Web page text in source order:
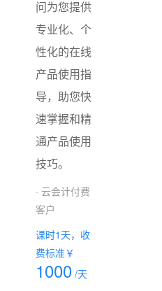
问为您提供
专业化、个
性化的在线
产品使用指
导，助您快
速掌握和精
通产品使用
技巧。
· 云会计付费
客户
课时1天，收
费标准￥
1000 /天